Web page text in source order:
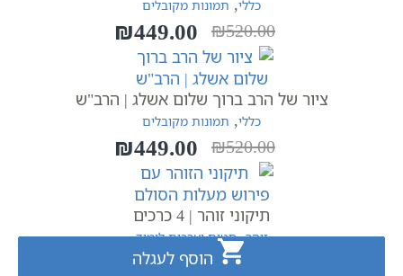
הוסף לעגלה
הוסף לעגלה
הוסף לעגלה
הוסף לעגלה
הוסף לעגלה
הוסף לעגלה
הוסף לעגלה
הוסף לעגלה
הוסף לעגלה
כללי תמונות מקובלים
₪520.00
המחיר
המקורי
היה:
₪520.00.
₪449.00
המחיר
הנוכחי
הוא:
₪449.00.
הוסף לעגלה
ציור של הרב ברוך שלום אשלג | הרב"ש
כללי, תמונות מקובלים
₪520.00
המחיר
המקורי
היה:
₪520.00.
₪449.00
המחיר
הנוכחי
הוא:
₪449.00.
הוסף לעגלה
תיקוני זוהר | 4 כרכים
זוהר,סטים וערכות לימוד
₪220.00 המחיר ₪167.00
המחיר
הוסף לעגלה